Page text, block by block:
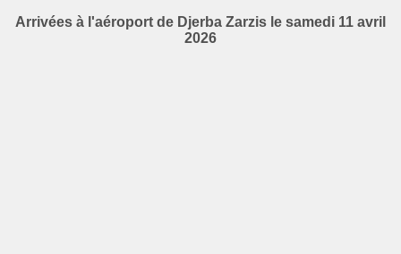
Arrivées à l'aéroport de Djerba Zarzis le samedi 11 avril
2026